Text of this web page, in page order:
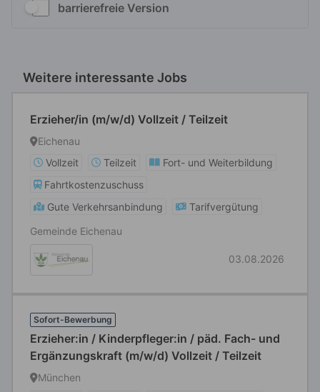
barrierefreie Version
Weitere interessante Jobs
Erzieher/in (m/w/d) Vollzeit / Teilzeit
Eichenau
Vollzeit
Teilzeit
Fort- und Weiterbildung
Fahrtkostenzuschuss
Gute Verkehrsanbindung
Tarifvergütung
Gemeinde Eichenau
03.08.2026
Sofort-Bewerbung
Erzieher:in / Kinderpfleger:in / päd. Fach- und
Ergänzungskraft (m/w/d) Vollzeit / Teilzeit
München